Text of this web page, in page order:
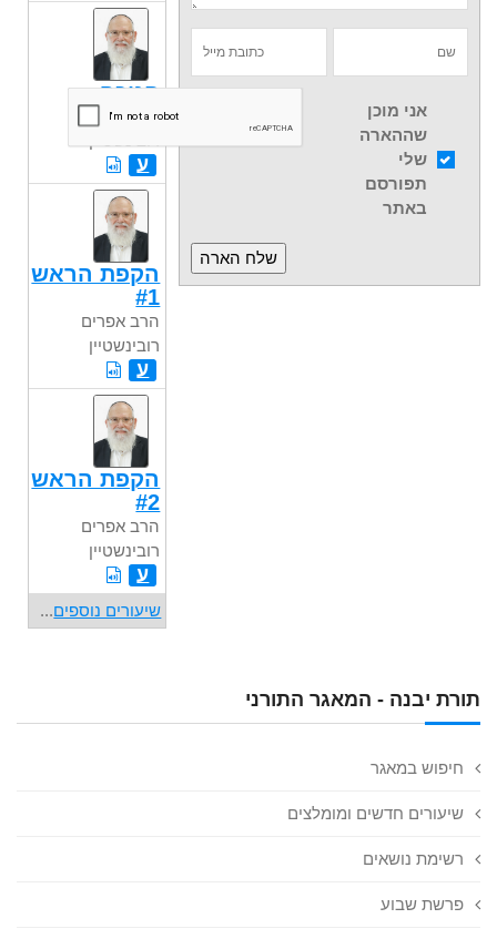
תורת יבנה - המאגר התורני
חיפוש במאגר
שיעורים חדשים ומומלצים
רשימת נושאים
פרשת שבוע
אני מוכן
שההארה
שלי
תפורסם
באתר
חנוכה
הרב אפרים
ע
הקפת הראש
#1
הרב אפרים
רובינשטיין
ע
הקפת הראש
#2
הרב אפרים
רובינשטיין
ע
שיעורים נוספים...